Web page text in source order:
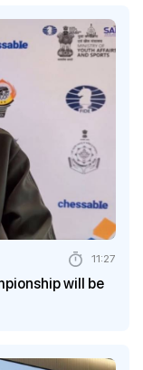
will be
11:27